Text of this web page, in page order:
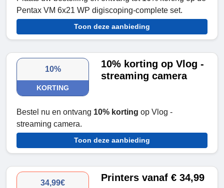
Pentax VM 6x21 WP digiscoping-complete set.
Toon deze aanbieding
10%
KORTING
10% korting op Vlog -
streaming camera
Bestel nu en ontvang 10% korting op Vlog -
streaming camera.
Toon deze aanbieding
34,99€ Printers vanaf € 34,99